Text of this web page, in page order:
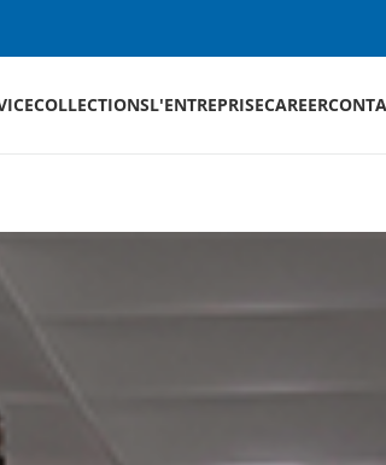
COLLECTIONSL'ENTREPRISECAREER